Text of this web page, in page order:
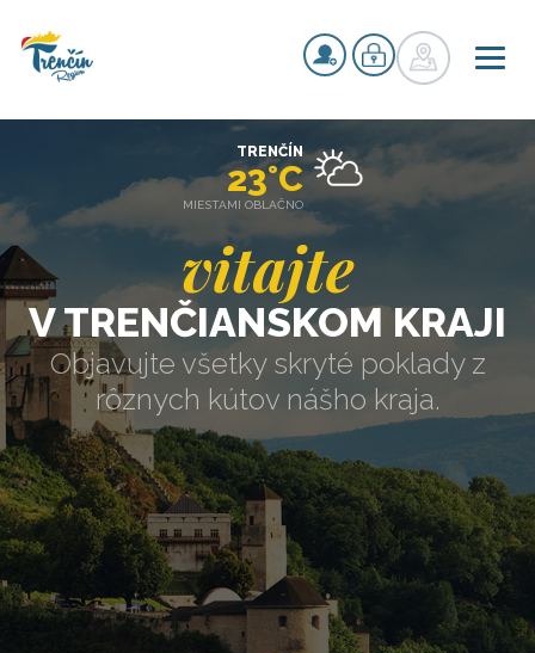
vitajte
V TRENČIANSKOM KRAJI
Objavujte všetky skryté poklady z
rôznych kútov nášho kraja.
TRENČÍN
23°C
MIESTAMI OBLAČNO